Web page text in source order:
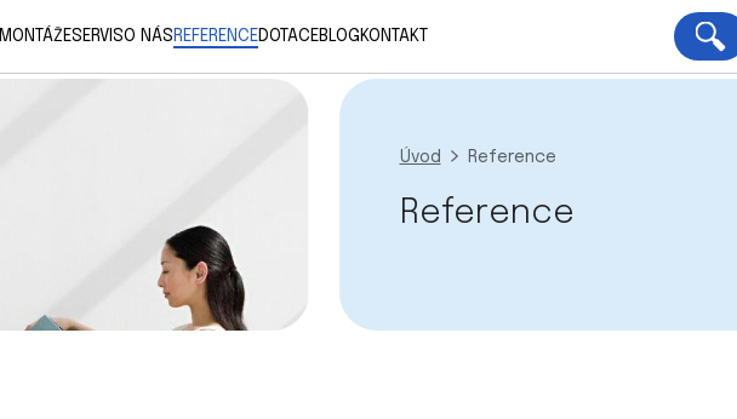
MONTÁŽESERVISO NÁS REFERENCEDOTACEBLOG KONTAKT
Úvod Reference
Reference
Položky označené hvězdičkou (*) jsou povinné.